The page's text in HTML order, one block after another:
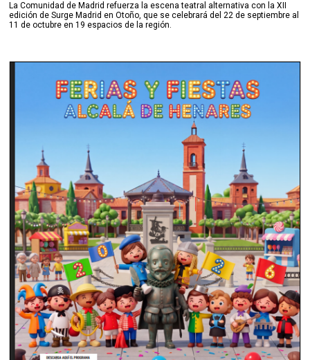
La Comunidad de Madrid refuerza la escena teatral alternativa con la XII
edición de Surge Madrid en Otoño, que se celebrará del 22 de septiembre al
11 de octubre en 19 espacios de la región.